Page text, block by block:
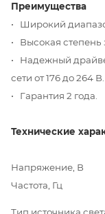
Преимущества
• Широкий
• Высокая степень
• Надежный
сети от 176 до 264 В.
• Гарантия 2 года.
Технические
Напряжение, В
Частота, Гц